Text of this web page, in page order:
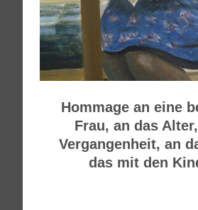
Hommage an eine
Frau, an das
Vergangenheit, an
das mit den